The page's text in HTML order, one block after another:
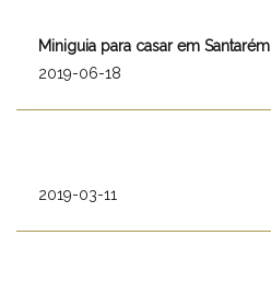
Miniguia para casar em Santarém
2019-06-18
2019-03-11